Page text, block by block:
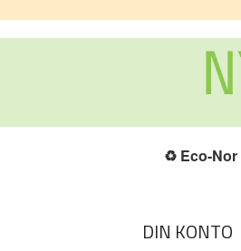
♻️ Eco-
DIN KONTO